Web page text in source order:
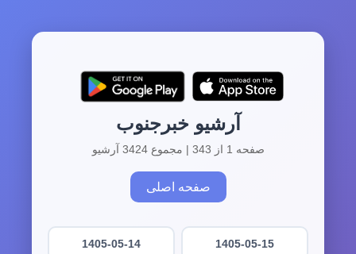
آرشیو خبرجنوب
صفحه 1 از 343 | مجموع 3424 آرشیو
صفحه اصلی
1405-05-15
1405-05-14